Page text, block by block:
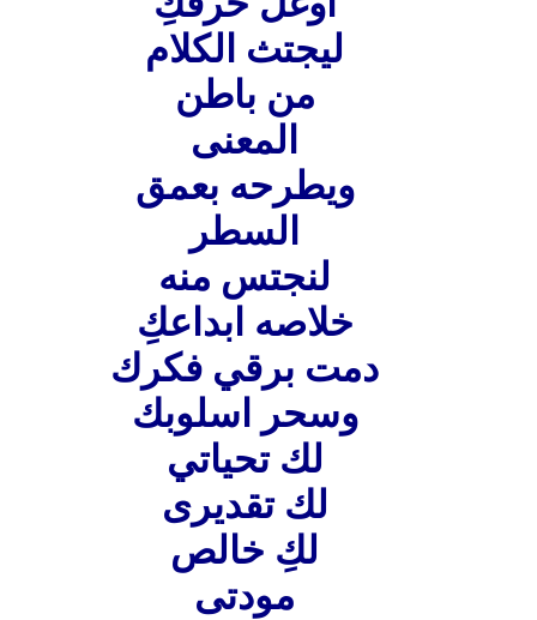
ليجتث الكلام
من باطن
المعنى
ويطرحه بعمق
السطر
لنجتس منه
خلاصه ابداعكِ
دمت برقي فكرك
وسحر اسلوبك
لك تحياتي
لك تقديرى
لكِ خالص
مودتى